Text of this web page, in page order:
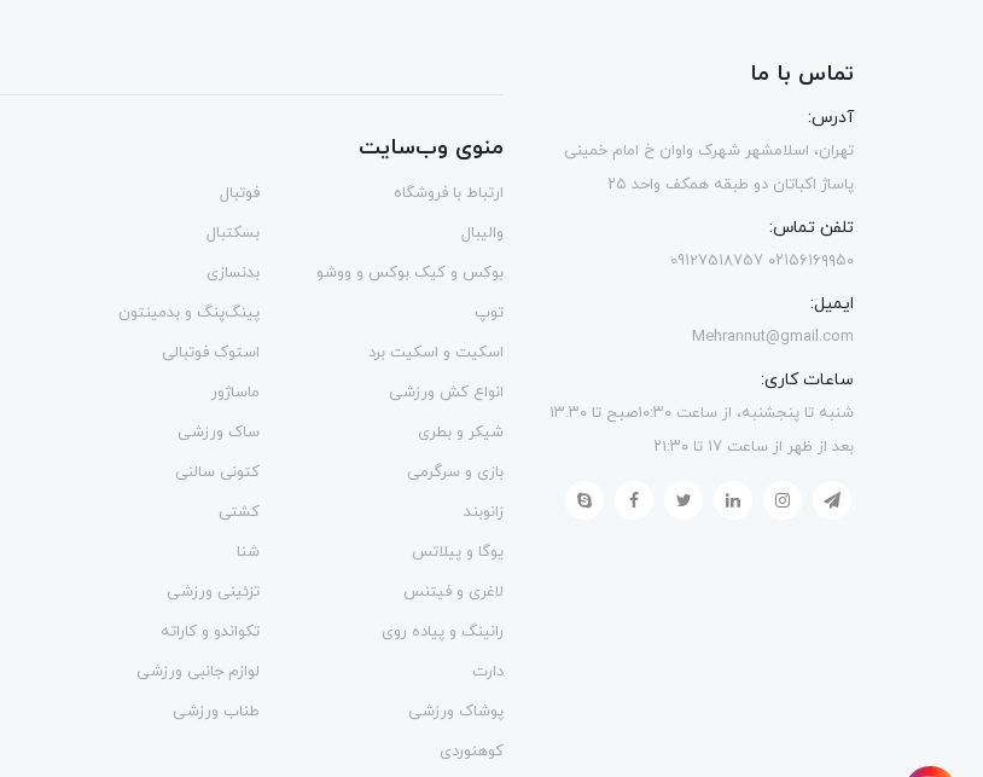
تماس با ما
آدرس:
تهران، اسلامشهر شهرک واوان خ امام خمینی
پاساژ اکباتان دو طبقه همکف واحد ۲۵
تلفن تماس:
۰۲۱۵۶۱۶۹۹۵۰ 09127518757
ایمیل:
Mehrannut@gmail.com
ساعات کاری:
شنبه تا پنجشنبه، از ساعت ۱۰:۳۰صبح تا ۱۳.۳۰
بعد از ظهر از ساعت ۱۷ تا ۲۱:۳۰
منوی وب‌سایت
ارتباط با فروشگاه
فوتبال
والیبال
بسکتبال
بوکس و کیک بوکس و ووشو
بدنسازی
توپ
پینگ‌پنگ و بدمينتون
اسکیت و اسکیت برد
استوک فوتبالی
انواع کش ورزشی
ماساژور
شیکر و بطری
ساک ورزشی
بازی و سرگرمی
کتونی سالنی
زانوبند
کشتی
یوگا و پیلاتس
شنا
لاغری و فیتنس
تزئینی ورزشی
رانینگ و پیاده روی
تکواندو و کاراته
دارت
لوازم جانبی ورزشی
پوشاک ورزشی
طناب ورزشی
کوهنوردی